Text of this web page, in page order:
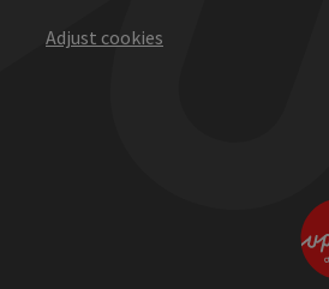
Adjust cookies